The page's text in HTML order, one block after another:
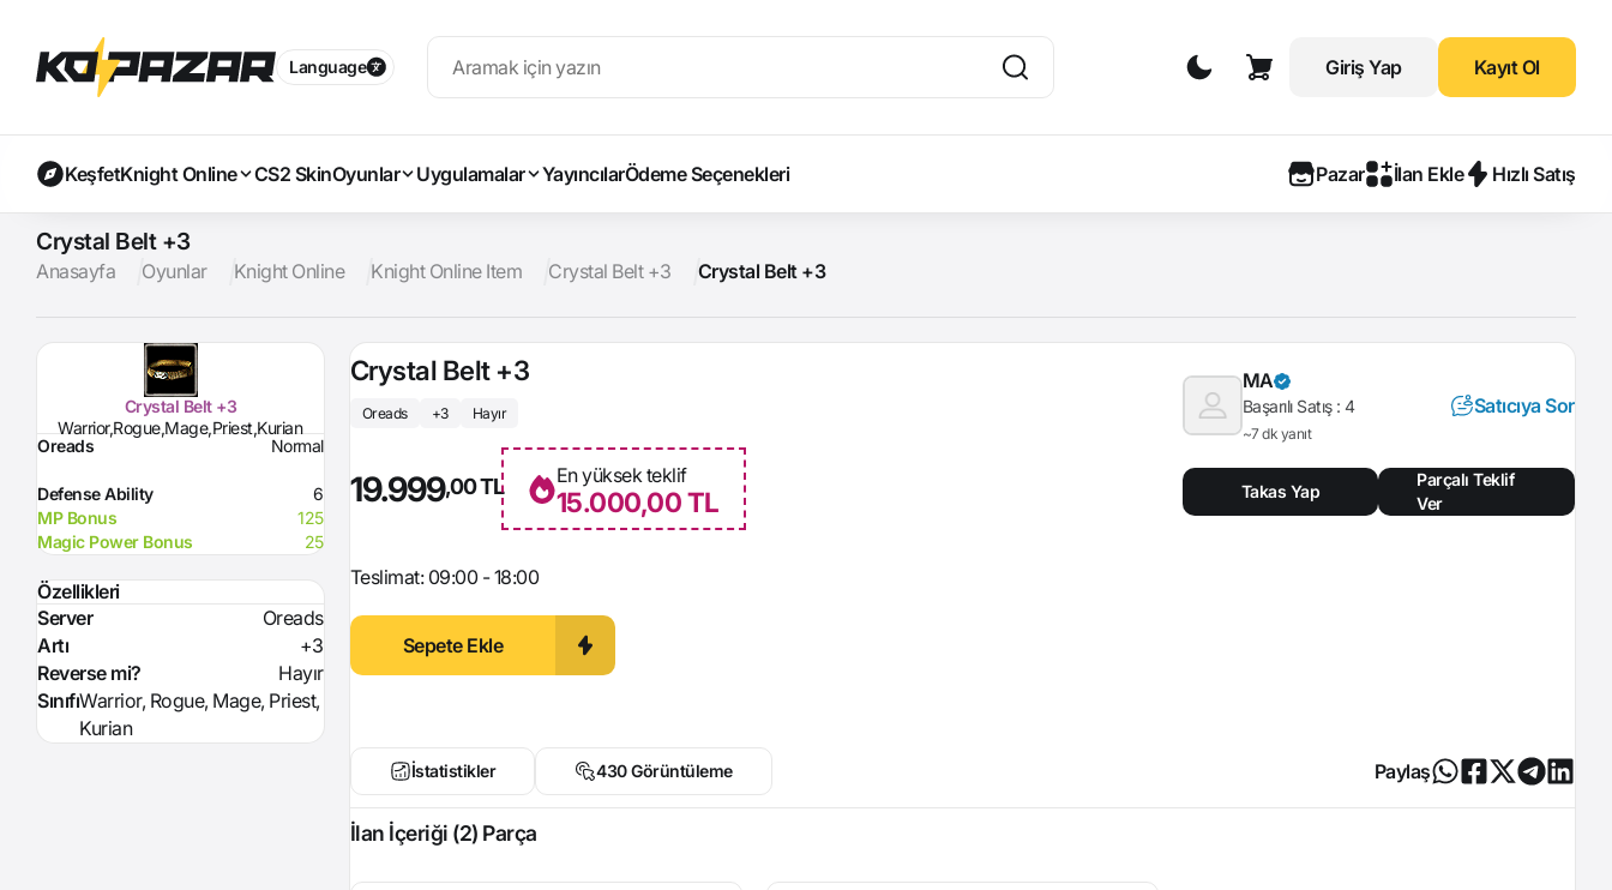
Language Giriş Yap Kayıt Ol
KeşfetKnight Online CS2 SkinOyunlar Uygulamalar YayıncılarÖdeme Seçenekleri Pazar İlan Ekle Hızlı Satış
Crystal Belt +3
Anasayfa Oyunlar Knight Online Knight Online Item Crystal Belt +3 Crystal Belt +3
Crystal Belt +3
Warrior,Rogue,Mage,Priest,Kurian
Oreads
Normal
Defense Ability
6
MP Bonus
125
Magic Power Bonus
25
Özellikleri
Server
Oreads
Artı
+3
Reverse mi?
Hayır
SınıfıWarrior, Rogue, Mage, Priest,
Kurian
Crystal Belt +3
Oreads +3 Hayır
19.999,00 TL En yüksek teklif
15.000,00 TL
Teslimat: 09:00 - 18:00
Sepete Ekle
MA
Başarılı Satış :4
~7 dk yanıt
Satıcıya Sor
Takas Yap
Parçalı Teklif
Ver
İstatistikler 430 Görüntüleme Paylaş
İlan İçeriği (2) Parça